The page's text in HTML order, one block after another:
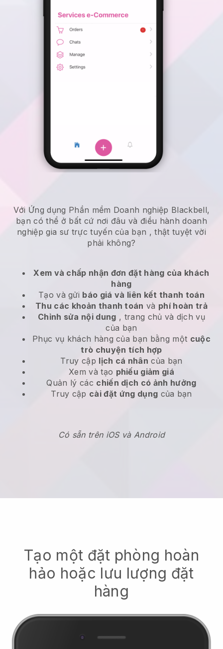
Với Ứng dụng Phần mềm Doanh nghiệp Blackbell,
bạn có thể ở bất cứ nơi đâu vàđiều hành doanh
nghiệp gia sư trực tuyến của bạn , thật tuyệt vời
phải không?
Xem và chấp nhận đơn đặt hàng của khách
hàng
Tạo và gửi báo giá và liên kết thanh toán
Thu các khoản thanh toán và phí hoàn trả
Chỉnh sửa nội dung , trang chủ và dịch vụ
của bạn
Phục vụ khách hàng của bạn bằng một cuộc
trò chuyện tích hợp
Truy cập lịch cá nhân của bạn
Xem và tạo phiếu giảm giá
Quản lý các chiến dịch có ảnh hưởng
Truy cập cài đặt ứng dụng của bạn
Có sẵn trên iOS và Android
Tạo một đặt phòng hoàn
hảo hoặc lưu lượng đặt
hàng